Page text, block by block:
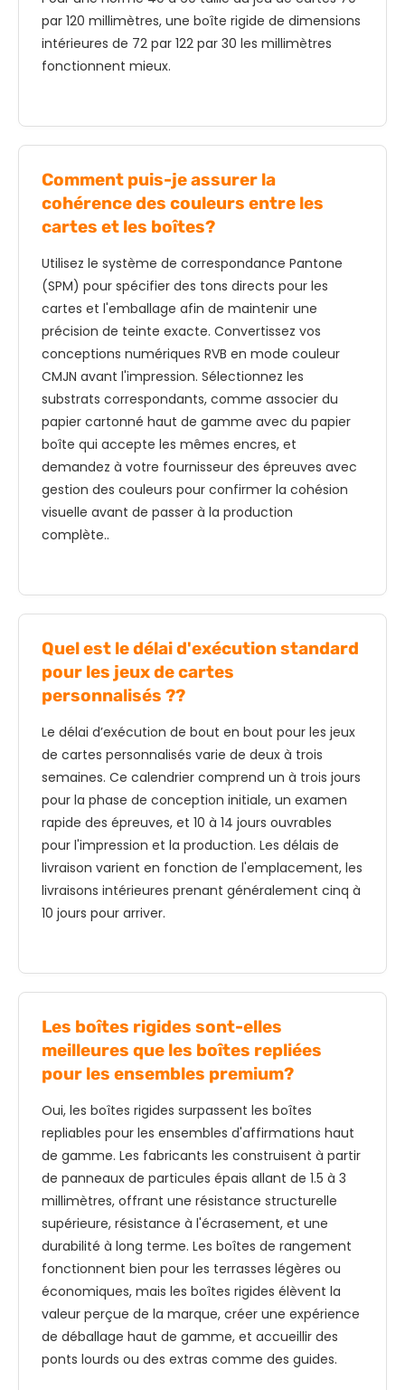
par 120 millimètres, une boîte rigide de dimensions
intérieures de 72 par 122 par 30 les millimètres
fonctionnent mieux.
Comment puis-je assurer la
cohérence des couleurs entre les
cartes et les boîtes?
Utilisez le système de correspondance Pantone
(SPM) pour spécifier des tons directs pour les
cartes et l'emballage afin de maintenir une
précision de teinte exacte. Convertissez vos
conceptions numériques RVB en mode couleur
CMJN avant l'impression. Sélectionnez les
substrats correspondants, comme associer du
papier cartonné haut de gamme avec du papier
boîte qui accepte les mêmes encres, et
demandez à votre fournisseur des épreuves avec
gestion des couleurs pour confirmer la cohésion
visuelle avant de passer à la production
complète..
Quel est le délai d'exécution standard
pour les jeux de cartes
personnalisés ??
Le délai d’exécution de bout en bout pour les jeux
de cartes personnalisés varie de deux à trois
semaines. Ce calendrier comprend un à trois jours
pour la phase de conception initiale, un examen
rapide des épreuves, et 10 à 14 jours ouvrables
pour l'impression et la production. Les délais de
livraison varient en fonction de l'emplacement, les
livraisons intérieures prenant généralement cinq à
10 jours pour arriver.
Les boîtes rigides sont-elles
meilleures que les boîtes repliées
pour les ensembles premium?
Oui, les boîtes rigides surpassent les boîtes
repliables pour les ensembles d'affirmations haut
de gamme. Les fabricants les construisent à partir
de panneaux de particules épais allant de 1.5 à 3
millimètres, offrant une résistance structurelle
supérieure, résistance à l'écrasement, et une
durabilité à long terme. Les boîtes de rangement
fonctionnent bien pour les terrasses légères ou
économiques, mais les boîtes rigides élèvent la
valeur perçue de la marque, créer une expérience
de déballage haut de gamme, et accueillir des
ponts lourds ou des extras comme des guides.